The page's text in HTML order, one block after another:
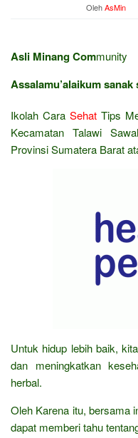
OlehAsMin
Asli Minang Community
Assalamu’alaikum sanak
Ikolah Cara Sehat Tips
Kecamatan Talawi
Provinsi Sumatera Barat
Untuk hidup lebih baik,
dan meningkatkan
herbal.
Oleh Karena itu, bersama
dapat memberi tahu